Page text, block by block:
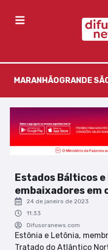
MARANHÃOGRANDE
Estados Bálticos
embaixadores em
24 de janeiro de 2023
11:33
Difusoranews.com
Estônia e Letônia,
Tratado do Atlântico